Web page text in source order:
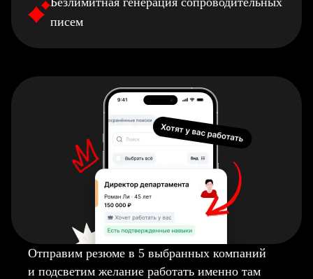
писем
Отправим резюме в 5 выбранных компаний
и подсветим желание работать именно там